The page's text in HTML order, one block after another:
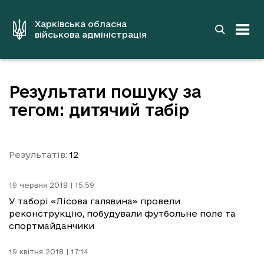
вмістуХарківська обласна
військова адміністрація
Результати пошуку за
тегом: дитячий табір
Результатів: 12
19 червня 2018 | 15:59
У таборі «Лісова галявина» провели
реконструкцію, побудували футбольне поле та
спортмайданчики
19 квітня 2018 | 17:14